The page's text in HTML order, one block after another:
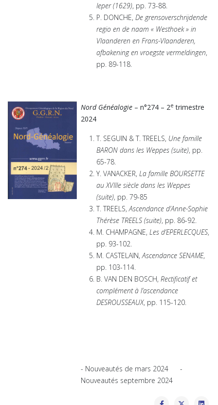
Ieper (1629), pp. 73-88.
P. DONCHE, De grensoverschrijdende
regio en de naam « Westhoek » in
Vlaanderen en Frans-Vlaanderen,
afbakening en vroegste vermeldingen,
pp. 89-118.
Nord Généalogie – n°274 – 2e trimestre
2024
T. SEGUIN & T. TREELS, Une famille
BARON dans les Weppes (suite), pp.
65-78.
Y. VANACKER, La famille BOURSETTE
au XVIIIe siècle dans les Weppes
(suite), pp. 79-85
T. TREELS,Ascendance d’Anne-Sophie
Thérèse TREELS (suite), pp. 86-92.
M. CHAMPAGNE, Les d’EPERLECQUES,
pp. 93-102.
M. CASTELAIN,Ascendance SENAME,
pp. 103-114.
B. VAN DEN BOSCH, Rectificatif et
complément à l’ascendance
DESROUSSEAUX, pp. 115-120.
- Nouveautés de mars 2024 -
Nouveautés septembre 2024